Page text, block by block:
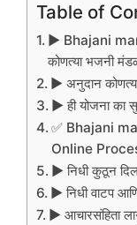
Table of
▶️ Bhajani
कोणत्या भजनी
▶️ अनुदान
▶️ ही योजना का
✅ Bhajani
Online
▶️ निधी कुठून
▶️ निधी वाटप
▶️ आचारसंहिता